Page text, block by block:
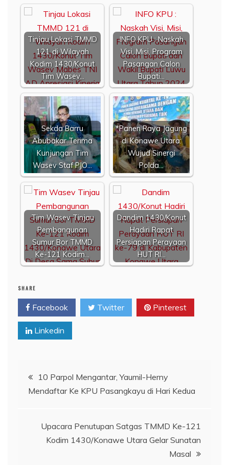
Tinjau Lokasi TMMD
121 di Wilayah
Kodim 1430/Konut
Tim Wasev…
INFO KPU : Naskah
Visi, Misi, Program
Pasangan Calon
Bupati…
Sekda Barru
Abubakar Terima
Kunjungan Tim
Wasev Staf PJO…
*Panen Raya Jagung
di Konawe Utara:
Wujud Sinergi
Polda…
Tim Wasev Tinjau
Pembangunan
Sumur Bor TMMD
Ke-121 Kodim…
Dandim 1430/Konut
Hadiri Rapat
Persiapan Perayaan
HUT RI…
SHARE
Facebook Twitter Pinterest
Linkedin
Navigasi
pos
10 Parpol Mengantar, Yaumil-Herny
Mendaftar Ke KPU Pasangkayu di Hari Kedua
Upacara Penutupan Satgas TMMD Ke-121
Kodim 1430/Konawe Utara Gelar Sunatan
Masal